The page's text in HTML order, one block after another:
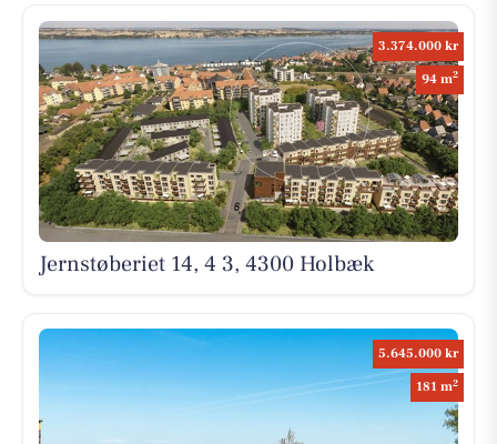
3.374.000 kr
94 m2
Jernstøberiet 14, 4 3, 4300 Holbæk
5.645.000 kr
181 m2